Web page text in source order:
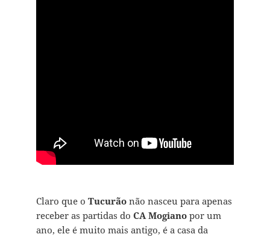
Claro que o Tucurãonão nasceu para apenas
receber as partidas do CA Mogianopor um
ano, ele é muito mais antigo, é a casa da